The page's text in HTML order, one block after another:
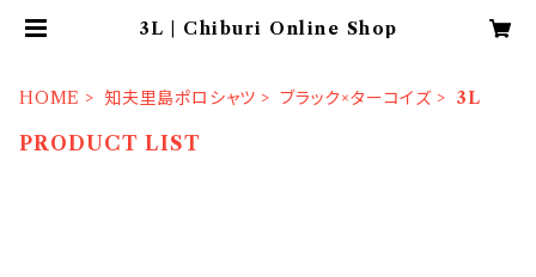
3L | Chiburi Online Shop
HOME 知夫里島ポロシャツ ブラック×ターコイズ 3L
PRODUCT LIST